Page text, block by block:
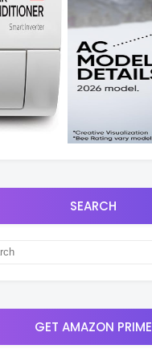
SEARCH
GET AMAZON PRIME